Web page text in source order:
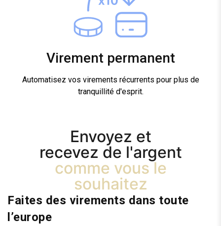
Virement permanent
Automatisez vos virements récurrents pour plus de
tranquillité d'esprit.
Envoyez et
recevez de l'argent
comme vous le
souhaitez
Faites des virements dans toute
l’europe